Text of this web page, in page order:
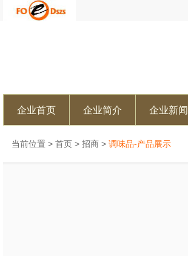
企业首页 企业简介 企业新闻
当前位置 > 首页 > 招商 > 调味品-产品展示